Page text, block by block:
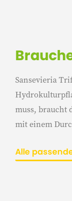
Sansevieria
muss, braucht
mit einem
Alle